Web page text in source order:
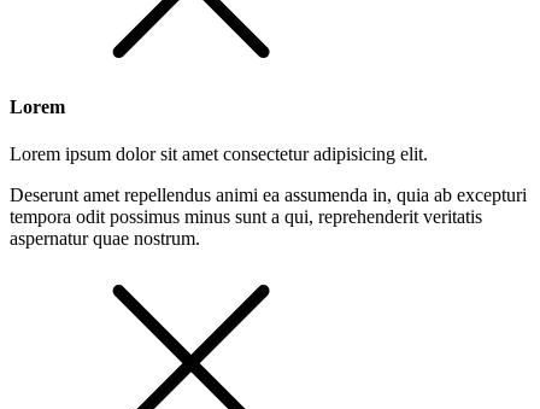
Lorem
Lorem ipsum dolor sit amet consectetur adipisicing elit.
Deserunt amet repellendus animi ea assumenda in, quia ab excepturi
tempora odit possimus minus sunt a qui, reprehenderit veritatis
aspernatur quae nostrum.